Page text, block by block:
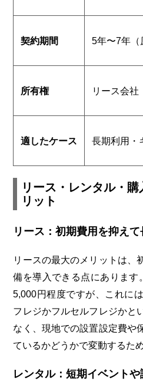
契約期間 5年〜7年（
所有権 リース会社
適したケース 長期利用・
リース・レンタル・
リット
リース：初期費用を抑えて
リースの最大のメリットは、
備を導入できる点にあります
5,000円程度ですが、これに
フレジかフルセルフレジかと
なく、現地での設置設定費や
ているかどうかで変動するため
レンタル：短期イベント